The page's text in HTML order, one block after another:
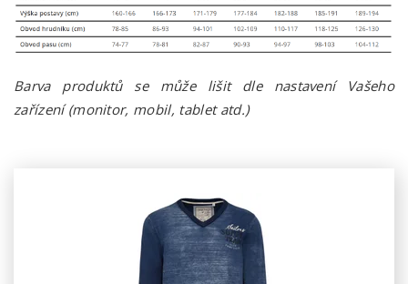
Barva produktů se může lišit dle nastavení Vašeho
zařízení (monitor, mobil, tablet atd.)